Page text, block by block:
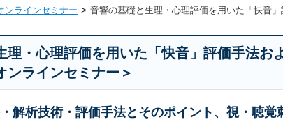
ンラインセミナー 音響の基礎と生理・心理評価を用いた「快音
理・心理評価を用いた「快音」評価手法
ラインセミナー＞
解析技術・評価手法とそのポイント、視・聴覚